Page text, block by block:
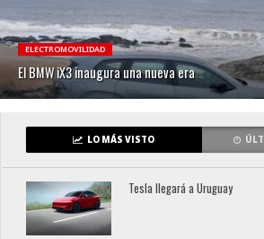
ELECTROMOVILIDAD
El BMW iX3 inaugura una nueva era
LO MÁS VISTO
Tesla llegará a Uruguay